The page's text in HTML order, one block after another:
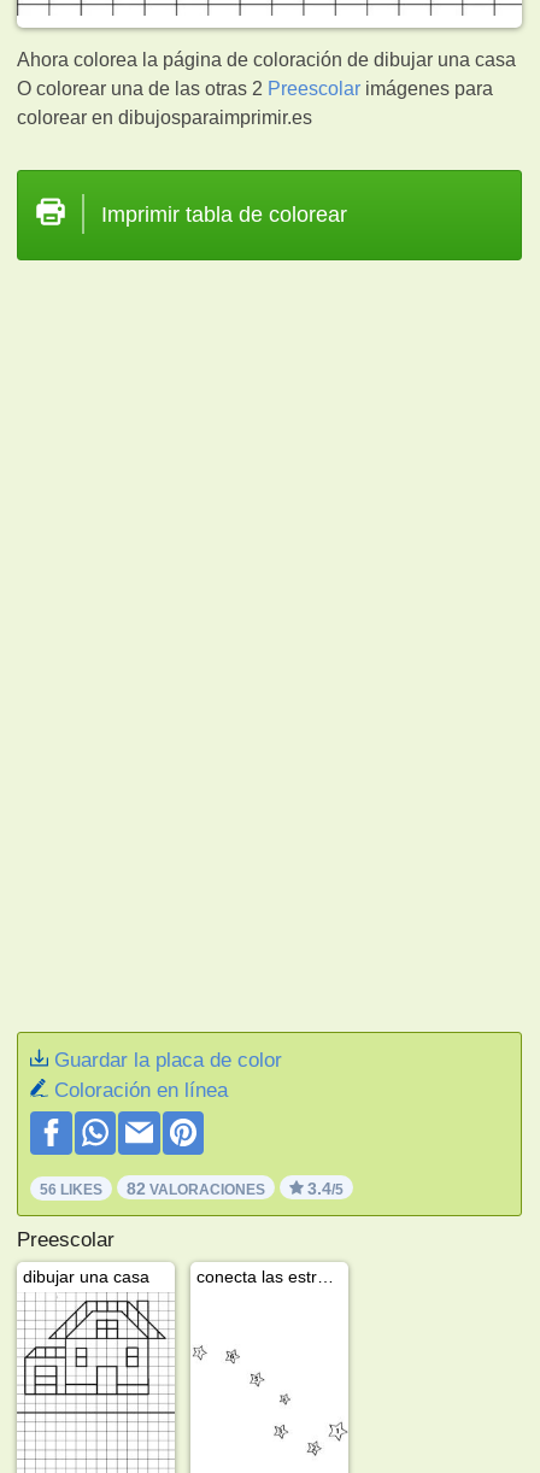
Ahora colorea la página de coloración de dibujar una casa
O colorear una de las otras 2 Preescolar imágenes para
colorear en dibujosparaimprimir.es
Imprimir tabla de colorear
Guardar la placa de color
Coloración en línea
56 LIKES 82 VALORACIONES 3.4/5
Preescolar
dibujar una casa